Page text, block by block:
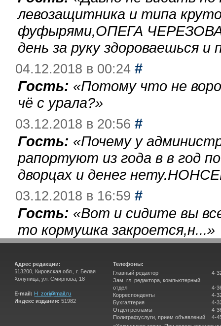
левозащитника и типа
фуфырями,ОПЕГА
день за руку здороваешься
04.12.2018 в 00:24 #
Гость: «Потому что не
чё с урала?»
03.12.2018 в 20:56 #
Гость: «Почему у
рапортуют из года в в год
дворцах и денег
03.12.2018 в 16:59 #
Гость: «Вот и сидите вы
то кормушка закроется,н...»
Адрес редакции:
613200, Кировская обл., г. Белая
Холуница, ул. Смирнова, 18
E-mail: H_zori@mail.ru
Индекс издания: 51982
Телефоны:
Главный редактор
Зам. гл. редактора, компьютерный
отдел
Корреспонденты
Бухгалтерия
Отдел рекламы
Полиграфуслуги, прием объявлений
4-
4-
4-
4-
4-
4-